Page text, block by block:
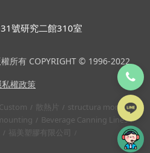
號研究二館310室
所有 COPYRIGHT © 1996-2022
權政策
Custom 散熱片
structura montaj
Beverage Canning Lines
福美塑膠有限公司